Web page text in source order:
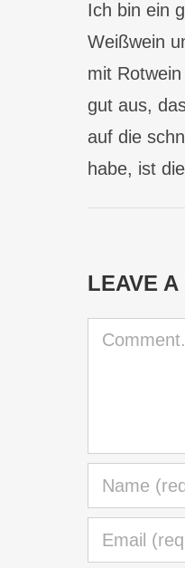
Ich bin ein
Weißwein
mit
gut aus,
auf die
habe, ist die
LEAVE A
Comment